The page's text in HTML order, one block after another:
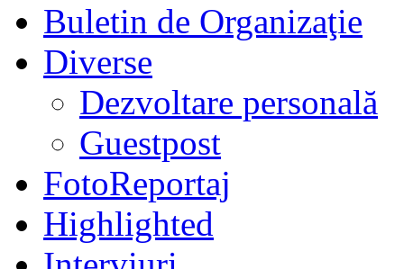
Buletin de Organizaţie
Diverse
Dezvoltare personală
Guestpost
FotoReportaj
Highlighted